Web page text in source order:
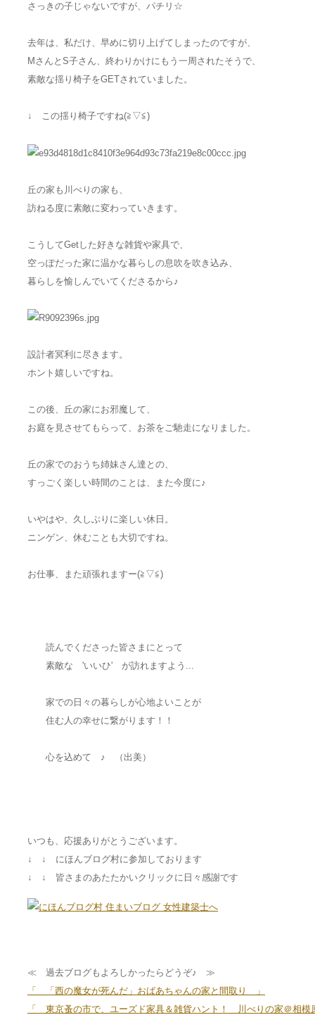
さっきの子じゃないですが、パチリ☆
去年は、私だけ、早めに切り上げてしまったのですが、
MさんとS子さん、終わりかけにもう一周されたそうで、
素敵な揺り椅子をGETされていました。
↓ この揺り椅子ですね(≧▽≦)
丘の家も川べりの家も、
訪ねる度に素敵に変わっていきます。
こうしてGetした好きな雑貨や家具で、
空っぽだった家に温かな暮らしの息吹を吹き込み、
暮らしを愉しんでいてくださるから♪
設計者冥利に尽きます。
ホント嬉しいですね。
この後、丘の家にお邪魔して、
お庭を見させてもらって、お茶をご馳走になりました。
丘の家でのおうち姉妹さん達との、
すっごく楽しい時間のことは、また今度に♪
いやはや、久しぶりに楽しい休日。
ニンゲン、休むことも大切ですね。
お仕事、また頑張れますー(≧▽≦)
読んでくださった皆さまにとって
素敵な 'いいひ' が訪れますよう...
家での日々の暮らしが心地よいことが
住む人の幸せに繋がります！！
心を込めて ♪ （出美）
いつも、応援ありがとうございます。
↓ ↓ にほんブログ村に参加しております
↓ ↓ 皆さまのあたたかいクリックに日々感謝です
≪ 過去ブログもよろしかったらどうぞ♪ ≫
「 「西の魔女が死んだ」おばあちゃんの家と間取り 」
「 東京蚤の市で、ユーズド家具＆雑貨ハント！＿川べりの家＠相